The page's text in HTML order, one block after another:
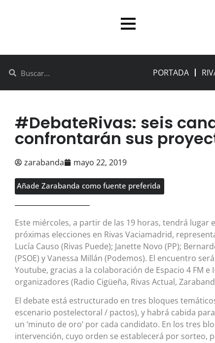
PORTADA
#DebateRivas: seis
confrontarán sus
zarabanda mayo 22, 2019
Añade Zarabanda como fuente preferida
Este miércoles, a partir de las 19 horas, tendrá lugar
próximas elecciones en Rivas Vaciamadrid,
Lucía Causo (Rivas Puede); Janette Novo (PP);
(PSOE) y Vanessa Millán (Podemos). El encuentro
Youtube, gracias a la colaboración de Espacio 4 FM
organizadores (Radio Cigüeña, Rivas Actual,
El debate está estructurado en tres bloques
escenario postelectoral / pactos), y habrá cabida
un ‘minuto de oro’ por cada candidato. En los tres
intervención, cuyo orden se establecerá por sorteo,